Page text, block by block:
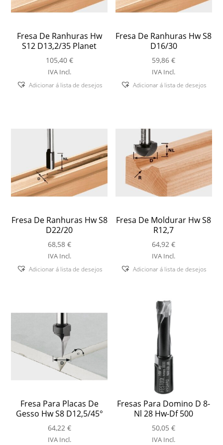
Fresa De Ranhuras Hw
S12 D13,2/35 Planet
105,40 €
IVA Incl.
Adicionar á lista de desejos
Fresa De Ranhuras Hw S8
D16/30
59,86€
IVA Incl.
Adicionar á lista de desejos
Fresa De Ranhuras Hw S8
D22/20
68,58 €
IVA Incl.
Adicionar á lista de desejos
Fresa De Moldurar Hw S8
R12,7
64,92€
IVA Incl.
Adicionar á lista de desejos
Fresa Para Placas De
Gesso Hw S8 D12,5/45°
64,22 €
IVA Incl.
Fresas Para Domino D 8-
Nl 28 Hw-Df 500
50,05€
IVA Incl.